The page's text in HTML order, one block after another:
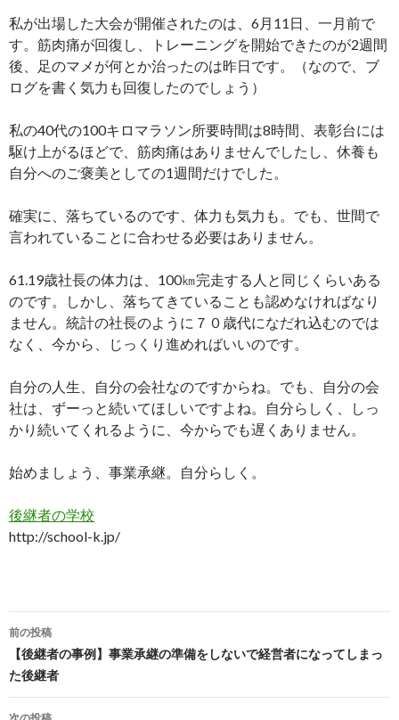
私が出場した大会が開催されたのは、6月11日、一月前で
す。筋肉痛が回復し、トレーニングを開始できたのが2週間
後、足のマメが何とか治ったのは昨日です。（なので、ブ
ログを書く気力も回復したのでしょう）
私の40代の100キロマラソン所要時間は8時間、表彰台には
駆け上がるほどで、筋肉痛はありませんでしたし、休養も
自分へのご褒美としての1週間だけでした。
確実に、落ちているのです、体力も気力も。でも、世間で
言われていることに合わせる必要はありません。
61.19歳社長の体力は、100㎞完走する人と同じくらいある
のです。しかし、落ちてきていることも認めなければなり
ません。統計の社長のように７０歳代になだれ込むのでは
なく、今から、じっくり進めればいいのです。
自分の人生、自分の会社なのですからね。でも、自分の会
社は、ずーっと続いてほしいですよね。自分らしく、しっ
かり続いてくれるように、今からでも遅くありません。
始めましょう、事業承継。自分らしく。
後継者の学校
http://school-k.jp/
投
稿
前の投稿
【後継者の事例】事業承継の準備をしないで経営者になってしまっ
た後継者